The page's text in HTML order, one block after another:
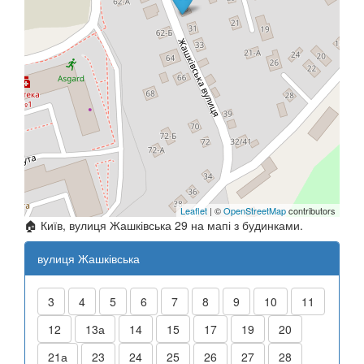
Leaflet | ©OpenStreetMapcontributors
🏠 Київ, вулиця Жашківська 29 на мапі з будинками.
вулиця Жашківська
3 4 5 6 7 8 9 10
11
12
13а 14 15 17 19
20
21а
23 24 25 26 27 28